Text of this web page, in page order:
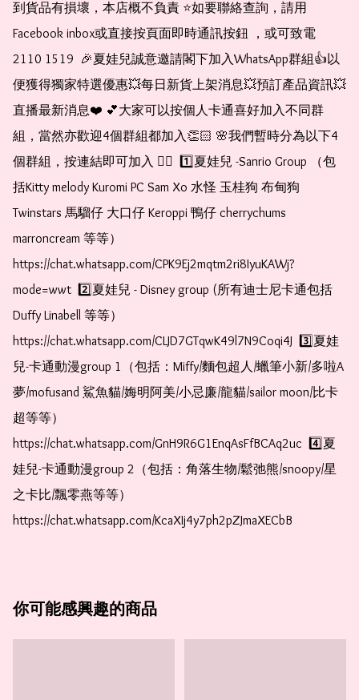
到貨品有損壞，本店概不負責 ⭐️如要聯絡查詢，請用
Facebook inbox或直接按頁面即時通訊按鈕 ，或可致電
2110 1519  🎉夏娃兒誠意邀請閣下加入WhatsApp群組👍以
便獲得獨家特選優惠💥每日新貨上架消息💥預訂產品資訊💥
直播最新消息❤️ 💕大家可以按個人卡通喜好加入不同群
組，當然亦歡迎4個群組都加入👏🏻 🌸我們暫時分為以下4
個群組，按連結即可加入 👇🏻  1️⃣夏娃兒 -Sanrio Group （包
括Kitty melody Kuromi PC Sam Xo 水怪 玉桂狗 布甸狗
Twinstars 馬騮仔 大口仔 Keroppi 鴨仔 cherrychums
marroncream 等等）
https://chat.whatsapp.com/CPK9Ej2mqtm2ri8IyuKAWj?
mode=wwt  2️⃣夏娃兒 - Disney group (所有迪士尼卡通包括
Duffy Linabell 等等）
https://chat.whatsapp.com/CLJD7GTqwK49l7N9Coqi4J  3️⃣夏娃
兒-卡通動漫group 1（包括：Miffy/麵包超人/蠟筆小新/多啦A
夢/mofusand 鯊魚貓/娒明阿美/小忌廉/龍貓/sailor moon/比卡
超等等）
https://chat.whatsapp.com/GnH9R6G1EnqAsFfBCAq2uc  4️⃣夏
娃兒-卡通動漫group 2（包括：角落生物/鬆弛熊/snoopy/星
之卡比/飄零燕等等）
https://chat.whatsapp.com/KcaXIj4y7ph2pZJmaXECbB
你可能感興趣的商品